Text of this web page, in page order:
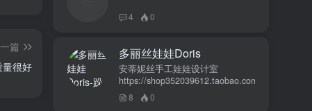
篇
很好
4 0
多丽丝娃娃Doris
安蒂妮丝手工娃娃设计室
https://shop352039612.taobao.com
8 0